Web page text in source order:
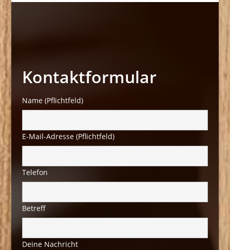
Kontaktformular
Name (Pflichtfeld)
E-Mail-Adresse (Pflichtfeld)
Telefon
Betreff
Deine Nachricht